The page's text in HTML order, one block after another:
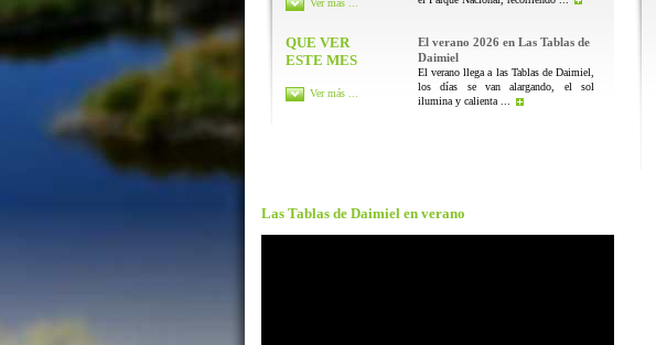
Ver más ...
QUE VER
ESTE MES
El verano 2026 en Las Tablas de
Daimiel
El verano llega a las Tablas de Daimiel,
los días se van alargando, el sol
ilumina y calienta ...
Ver más ...
Las Tablas de Daimiel en verano